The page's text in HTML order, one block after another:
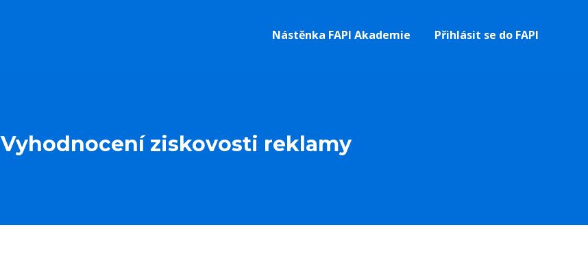
Nástěnka FAPI Akademie Přihlásit se do FAPI
Vyhodnocení ziskovosti reklamy